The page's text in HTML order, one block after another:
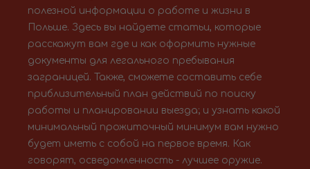
полезной информации о работе и жизни в
Польше. Здесь вы найдете статьи, которые
расскажут вам где и как оформить нужные
документы для легального пребывания
заграницей. Также, сможете составить себе
приблизительный план действий по поиску
работы и планировании выезда; и узнать какой
минимальный прожиточный минимум вам нужно
будет иметь с собой на первое время. Как
говорят, осведомленность - лучшее оружие.